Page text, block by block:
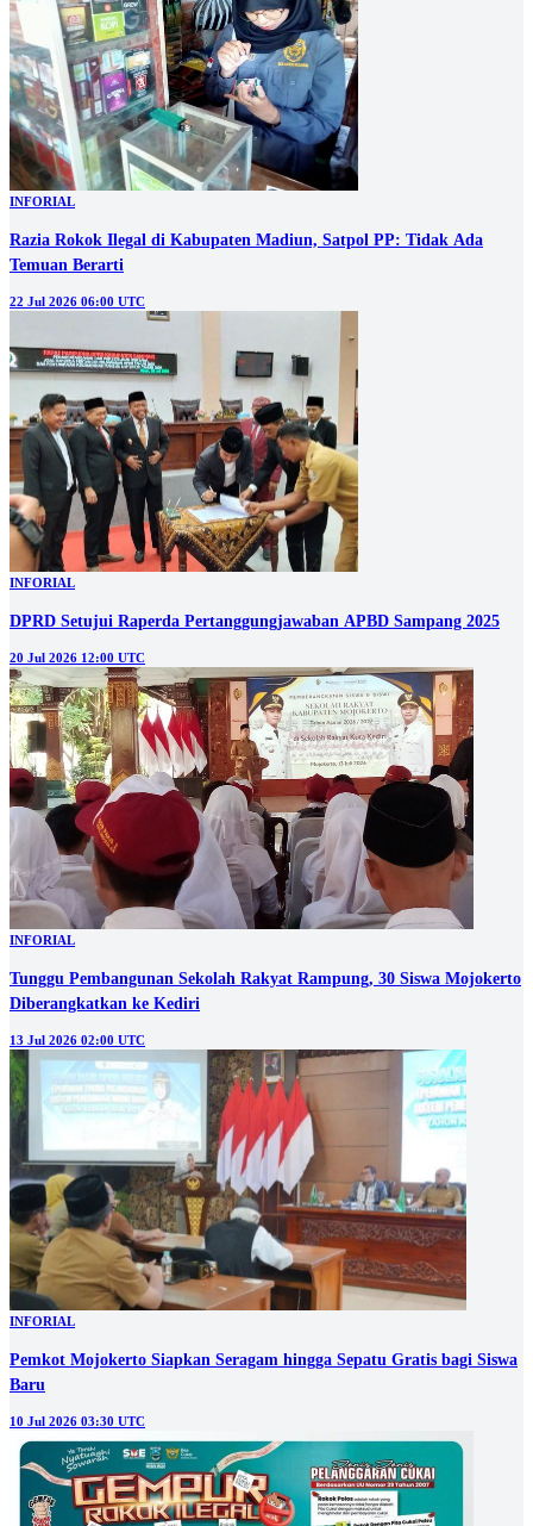
INFORIAL
Razia Rokok Ilegal di Kabupaten Madiun, Satpol PP: Tidak Ada
Temuan Berarti
22 Jul 2026 06:00 UTC
INFORIAL
DPRD Setujui Raperda Pertanggungjawaban APBD Sampang 2025
20 Jul 2026 12:00 UTC
INFORIAL
Tunggu Pembangunan Sekolah Rakyat Rampung, 30 Siswa Mojokerto
Diberangkatkan ke Kediri
13 Jul 2026 02:00 UTC
INFORIAL
Pemkot Mojokerto Siapkan Seragam hingga Sepatu Gratis bagi Siswa
Baru
10 Jul 2026 03:30 UTC